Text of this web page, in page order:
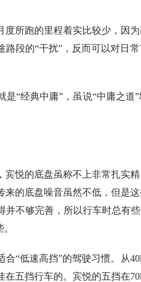
所跑的里程着实比较少，因
段的“干扰”，反而可以对日
“经典中庸”，虽说“中庸之道
悦的底盘虽称不上非常扎实
的底盘噪音虽然不低，但是
不够完善，所以行车时总有
“低速高挡”的驾驶习惯。从
五挡行车的。宾悦的五挡在